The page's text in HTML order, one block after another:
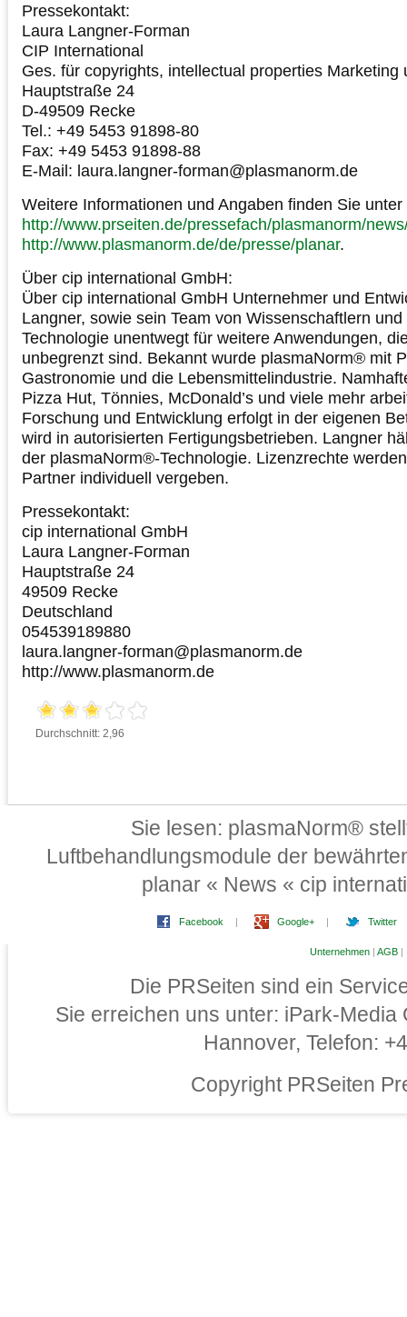
Pressekontakt:
Laura Langner-Forman
CIP International
Ges. für copyrights, intellectual properties Marketing
Hauptstraße 24
D-49509 Recke
Tel.: +49 5453 91898-80
Fax: +49 5453 91898-88
E-Mail: laura.langner-forman@plasmanorm.de
Weitere Informationen und Angaben finden Sie unter
http://www.prseiten.de/pressefach/plasmanorm/
http://www.plasmanorm.de/de/presse/planar.
Über cip international GmbH:
Über cip international GmbH Unternehmer und
Langner, sowie sein Team von Wissenschaftlern
Technologie unentwegt für weitere Anwendungen,
unbegrenzt sind. Bekannt wurde plasmaNorm® mit
Gastronomie und die Lebensmittelindustrie.
Pizza Hut, Tönnies, McDonald’s und viele mehr
Forschung und Entwicklung erfolgt in der eigenen
wird in autorisierten Fertigungsbetrieben. Langner
der plasmaNorm®-Technologie. Lizenzrechte
Partner individuell vergeben.
Pressekontakt:
cip international GmbH
Laura Langner-Forman
Hauptstraße 24
49509 Recke
Deutschland
054539189880
laura.langner-forman@plasmanorm.de
http://www.plasmanorm.de
Durchschnitt: 2,96
Sie lesen: plasmaNorm®
Luftbehandlungsmodule der
planar « News « cip
Facebook | Google+ | Twitter
Unternehmen | AGB |
Die PRSeiten sind ein
Sie erreichen uns unter: iPark-
Hannover, Telefon:
Copyright PRSeiten